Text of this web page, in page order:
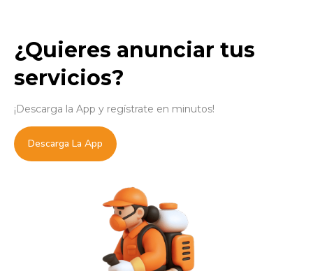
¿Quieres anunciar tus
servicios?
¡Descarga la App y regístrate en minutos!
Descarga La App